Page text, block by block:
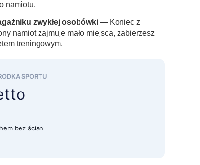
namiotu.
zwykłej osobówki — Koniec z
namiot zajmuje mało miejsca, zabierzesz
treningowym.
bez ścian
SPORTU